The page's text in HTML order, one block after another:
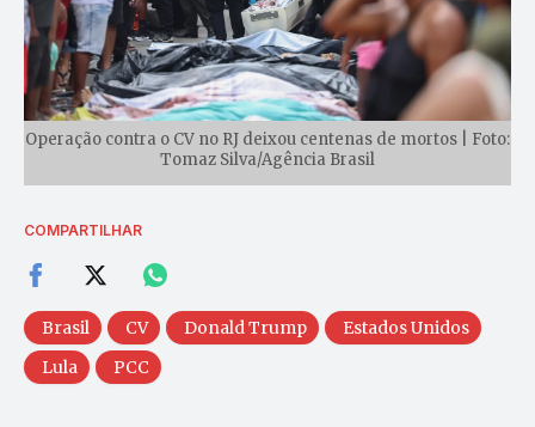
Operação contra o CV no RJ deixou centenas de mortos | Foto:
Tomaz Silva/Agência Brasil
COMPARTILHAR
Brasil CV Donald Trump
Estados Unidos
Lula
PCC